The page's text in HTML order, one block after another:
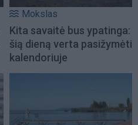
Mokslas
Kita savaitė bus ypatinga:
šią dieną verta pasižymėti
kalendoriuje